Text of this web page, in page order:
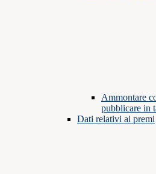
Ammontare
pubblicare in
Dati relativi ai premi